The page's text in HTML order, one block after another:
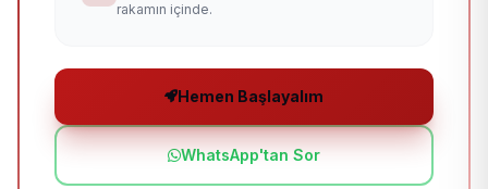
rakamın içinde.
Hemen Başlayalım
WhatsApp'tan Sor